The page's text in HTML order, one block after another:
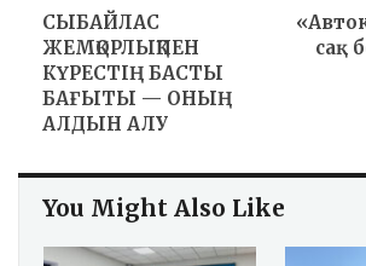
СЫБАЙЛАС
ЖЕМҚОРЛЫҚПЕН
КҮРЕСТІҢ БАСТЫ
БАҒЫТЫ — ОНЫҢ
АЛДЫН АЛУ
сақ
You Might Also Like